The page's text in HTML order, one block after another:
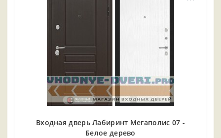
Входная дверь Лабиринт Мегаполис 07 -
Белое дерево